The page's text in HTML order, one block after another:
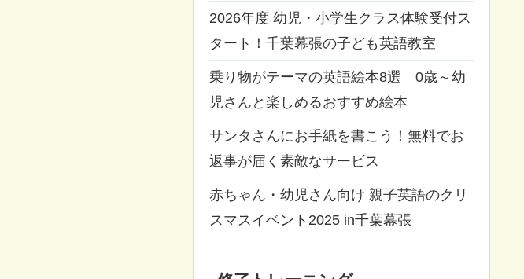
2026年度 幼児・小学生クラス体験受付ス
タート！千葉幕張の子ども英語教室
乗り物がテーマの英語絵本8選 0歳～幼
児さんと楽しめるおすすめ絵本
サンタさんにお手紙を書こう！無料でお
返事が届く素敵なサービス
赤ちゃん・幼児さん向け 親子英語のクリ
スマスイベント2025 in千葉幕張